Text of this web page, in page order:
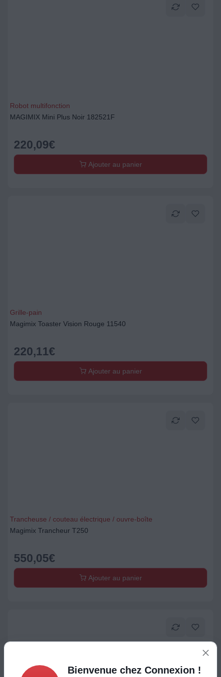
Robot multifonction
MAGIMIX Mini Plus Noir 182521F
220,09€
Ajouter au panier
Grille-pain
Magimix Toaster Vision Rouge 11540
220,11€
Ajouter au panier
Trancheuse / couteau électrique / ouvre-boîte
Magimix Trancheur T250
550,05€
Ajouter au panier
Bienvenue chez Connexion !